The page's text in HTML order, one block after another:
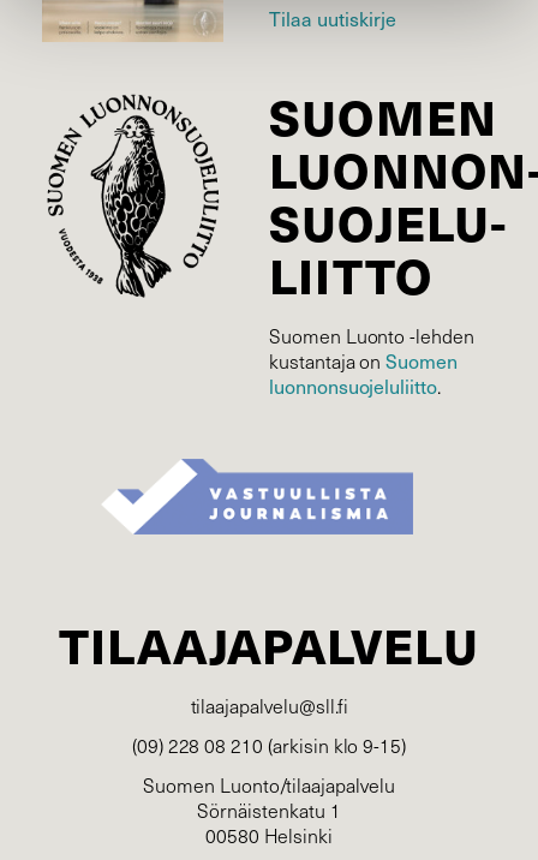
Tilaa uutiskirje
SUOMEN
SUOJELU­
LIITTO
Suomen Luonto -lehden
kustantaja onSuomen
luonnonsuojelu­liitto.
TILAAJAPALVELU
tilaajapalvelu@sll.fi
(09) 228 08 210 (arkisin klo 9-15)
Suomen Luonto/tilaajapalvelu
Sörnäistenkatu 1
00580 Helsinki